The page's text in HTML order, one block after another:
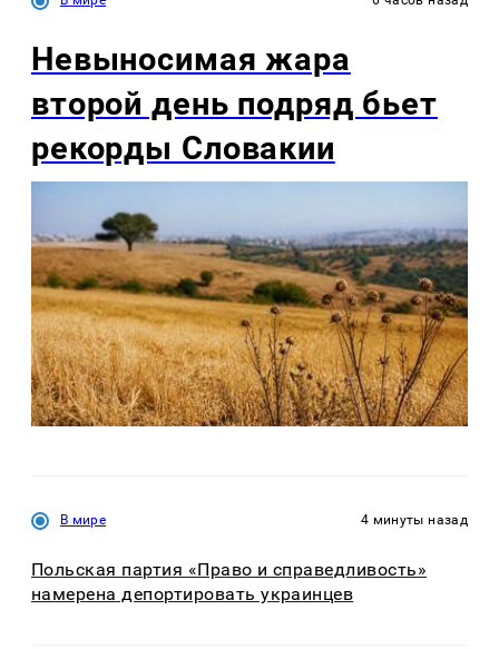
Невыносимая жара
второй день подряд бьет
рекорды Словакии
В мире 4 минуты назад
Польская партия «Право и справедливость»
намерена депортировать украинцев